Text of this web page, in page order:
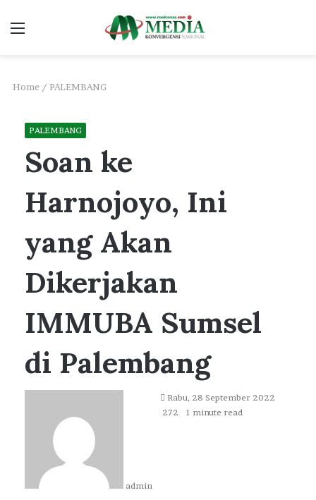
Menu
Home / PALEMBANG
PALEMBANG
Soan ke
Harnojoyo, Ini
yang Akan
Dikerjakan
IMMUBA Sumsel
di Palembang
admin
Send
an
Rabu, 28 September 2022
272
1 minute read